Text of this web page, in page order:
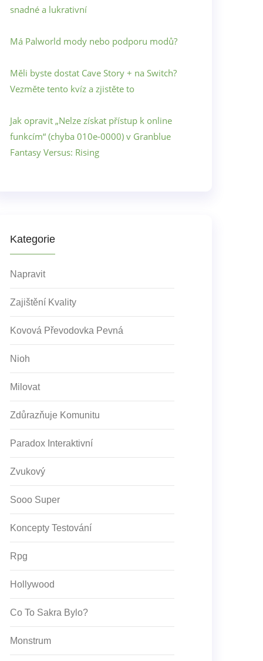
snadné a lukrativní
Má Palworld mody nebo podporu modů?
Měli byste dostat Cave Story + na Switch?
Vezměte tento kvíz a zjistěte to
Jak opravit „Nelze získat přístup k online
funkcím“ (chyba 010e-0000) v Granblue
Fantasy Versus: Rising
Kategorie
Napravit
Zajištění Kvality
Kovová Převodovka Pevná
Nioh
Milovat
Zdůrazňuje Komunitu
Paradox Interaktivní
Zvukový
Sooo Super
Koncepty Testování
Rpg
Hollywood
Co To Sakra Bylo?
Monstrum